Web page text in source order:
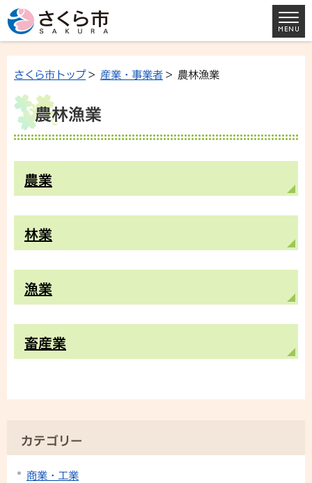
さくら市トップ> 産業・事業者 > 農林漁業
農林漁業
農業
林業
漁業
畜産業
カテゴリー
商業・工業